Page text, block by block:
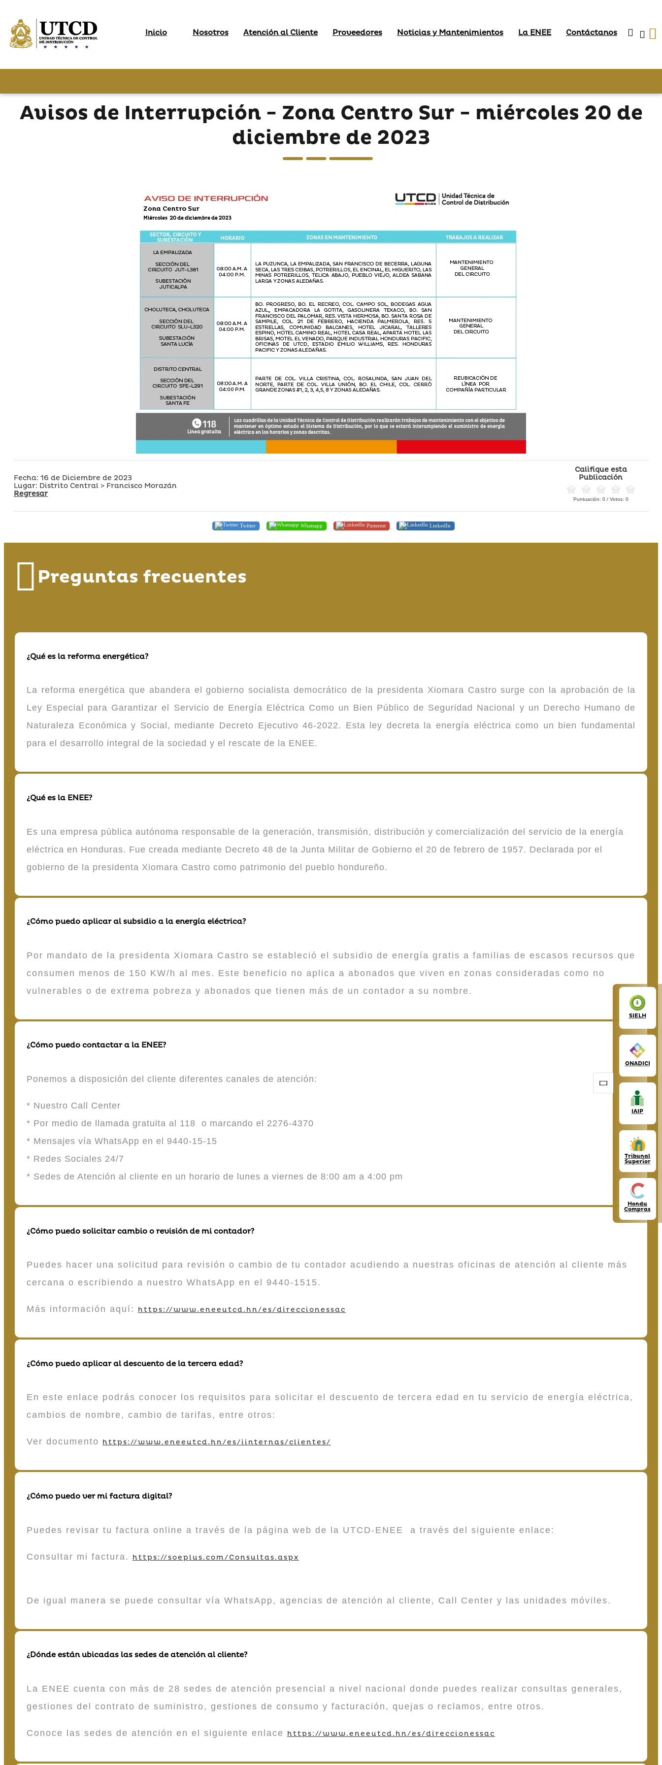
Inicio Nosotros Atención al Cliente Proveedores Noticias y Mantenimientos La ENEE Contáctanos
SIELH
ONADICI
IAIP
Tribunal
Superior
Hondu
Compras
Avisos de Interrupción - Zona Centro Sur - miércoles 20 de
diciembre de 2023
Fecha: 16 de Diciembre de 2023
Lugar: Distrito Central > Francisco Morazán
Regresar
Califique esta
Publicación
Puntuación: 0/ Votos: 0
Twitter Whatsapp Pinterest LinkedIn
Preguntas frecuentes
¿Qué es la reforma energética?
La reforma energética que abandera el gobierno socialista democrático de la presidenta Xiomara Castro surge con la aprobación de la
Ley Especial para Garantizar el Servicio de Energía Eléctrica Como un Bien Público de Seguridad Nacional y un Derecho Humano de
Naturaleza Económica y Social, mediante Decreto Ejecutivo 46-2022. Esta ley decreta la energía eléctrica como un bien fundamental
para el desarrollo integral de la sociedad y el rescate de la ENEE.
¿Qué es la ENEE?
Es una empresa pública autónoma responsable de la generación, transmisión, distribución y comercialización del servicio de la energía
eléctrica en Honduras. Fue creada mediante Decreto 48 de la Junta Militar de Gobierno el 20 de febrero de 1957. Declarada por el
gobierno de la presidenta Xiomara Castro como patrimonio del pueblo hondureño.
¿Cómo puedo aplicar al subsidio a la energía eléctrica?
Por mandato de la presidenta Xiomara Castro se estableció el subsidio de energía gratis a familias de escasos recursos que
consumen menos de 150 KW/h al mes. Este beneficio no aplica a abonados que viven en zonas consideradas como no
vulnerables o de extrema pobreza y abonados que tienen más de un contador a su nombre.
¿Cómo puedo contactar a la ENEE?
Ponemos a disposición del cliente diferentes canales de atención:
* Nuestro Call Center
* Por medio de llamada gratuita al 118 o marcando el 2276-4370
* Mensajes vía WhatsApp en el 9440-15-15
* Redes Sociales 24/7
* Sedes de Atención al cliente en un horario de lunes a viernes de 8:00 am a 4:00 pm
¿Cómo puedo solicitar cambio o revisión de mi contador?
Puedes hacer una solicitud para revisión o cambio de tu contador acudiendo a nuestras oficinas de atención al cliente más
cercana o escribiendo a nuestro WhatsApp en el 9440-1515.
Más información aquí: https://www.eneeutcd.hn/es/direccionessac
¿Cómo puedo aplicar al descuento de la tercera edad?
En este enlace podrás conocer los requisitos para solicitar el descuento de tercera edad en tu servicio de energía eléctrica,
cambios de nombre, cambio de tarifas, entre otros:
Ver documento https://www.eneeutcd.hn/es/iinternas/clientes/
¿Cómo puedo ver mi factura digital?
Puedes revisar tu factura online a través de la página web de la UTCD-ENEE a través del siguiente enlace:
Consultar mi factura. https://soeplus.com/Consultas.aspx
De igual manera se puede consultar vía WhatsApp, agencias de atención al cliente, Call Center y las unidades móviles.
¿Dónde están ubicadas las sedes de atención al cliente?
La ENEE cuenta con más de 28 sedes de atención presencial a nivel nacional donde puedes realizar consultas generales,
gestiones del contrato de suministro, gestiones de consumo y facturación, quejas o reclamos, entre otros.
Conoce las sedes de atención en el siguiente enlace https://www.eneeutcd.hn/es/direccionessac